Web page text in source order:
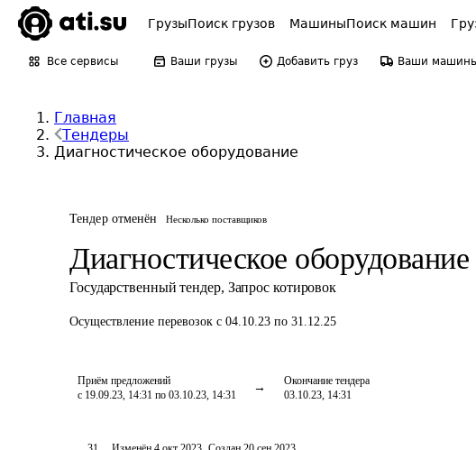
ГрузыПоиск грузов МашиныПоиск машин
Все сервисы Ваши грузы Добавить груз Ваши
Главная
Тендеры
Диагностическое оборудование
Тендер отменён Несколько поставщиков
Диагностическое оборудование
Государственный тендер, Запрос котировок
Осуществление перевозок с 04.10.23 по 31.12.25
Приём предложений
с 19.09.23, 14:31 по 03.10.23, 14:31
Окончание тендера
03.10.23, 14:31